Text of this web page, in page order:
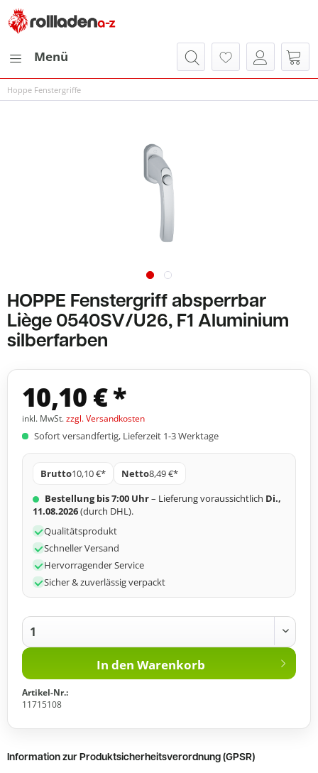
Menü
Hoppe Fenstergriffe
HOPPE Fenstergriff absperrbar
Liège 0540SV/U26, F1 Aluminium
silberfarben
10,10 € *
inkl. MwSt.zzgl. Versandkosten
Sofort versandfertig, Lieferzeit 1-3 Werktage
Brutto10,10 €* Netto8,49 €*
Bestellung bis 7:00 Uhr– Lieferung voraussichtlich Di.,
11.08.2026(durch DHL).
Qualitätsprodukt
Schneller Versand
Hervorragender Service
Sicher & zuverlässig verpackt
In den Warenkorb
Artikel-Nr.:
11715108
Information zur Produktsicherheitsverordnung (GPSR)